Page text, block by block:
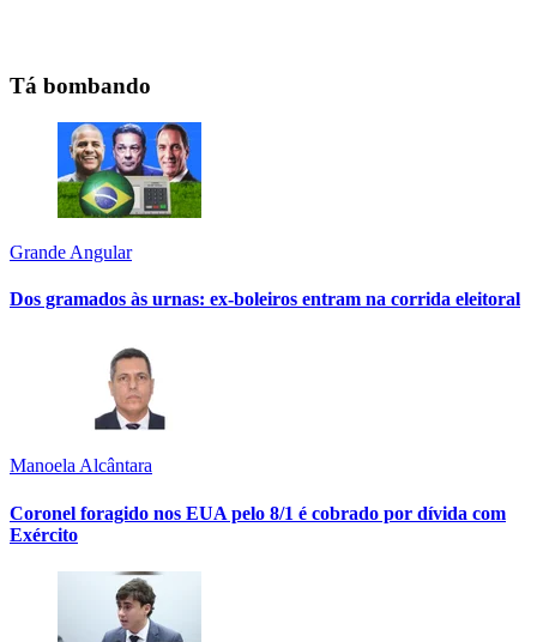
Tá bombando
Grande Angular
Dos gramados às urnas: ex-boleiros entram na corrida eleitoral
Manoela Alcântara
Coronel foragido nos EUA pelo 8/1 é cobrado por dívida com
Exército